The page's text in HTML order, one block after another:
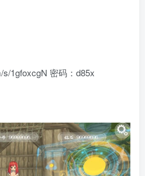
1gfoxcgN 密码：d85x